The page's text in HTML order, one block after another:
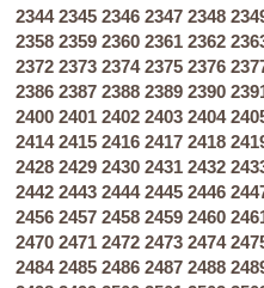
2344 2345 2346 2347 2348
2358 2359 2360 2361 2362
2372 2373 2374 2375 2376
2386 2387 2388 2389 2390
2400 2401 2402 2403 2404
2414 2415 2416 2417 2418
2428 2429 2430 2431 2432
2442 2443 2444 2445 2446
2456 2457 2458 2459 2460
2470 2471 2472 2473 2474
2484 2485 2486 2487 2488